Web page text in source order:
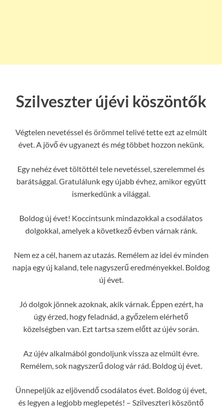
Szilveszter újévi köszöntők
Végtelen nevetéssel és örömmel telivé tette ezt az elmúlt
évet. A jövő év ugyanezt és még többet hozzon nekünk.
Egy nehéz évet töltöttél tele nevetéssel, szerelemmel és
barátsággal. Gratulálunk egy újabb évhez, amikor együtt
ismerkedünk a világgal.
Boldog új évet! Koccintsunk mindazokkal a csodálatos
dolgokkal, amelyek a következő évben várnak ránk.
Nem ez a cél, hanem az utazás. Remélem az idei év minden
napja egy új kaland, tele nagyszerű eredményekkel. Boldog
új évet.
Jó dolgok jönnek azoknak, akik várnak. Éppen ezért, ha
úgy érzed, hogy feladnád, a győzelem elérhető
közelségben van. Ezt tartsa szem előtt az újév során.
Az újév alkalmából gondoljunk vissza az elmúlt évre.
Remélem, sok nagyszerű dolog vár rád. Boldog új évet.
Ünnepeljük az eljövendő csodálatos évet. Boldog új évet,
és legyen a legjobb meglepetés! – Szilveszteri köszöntő